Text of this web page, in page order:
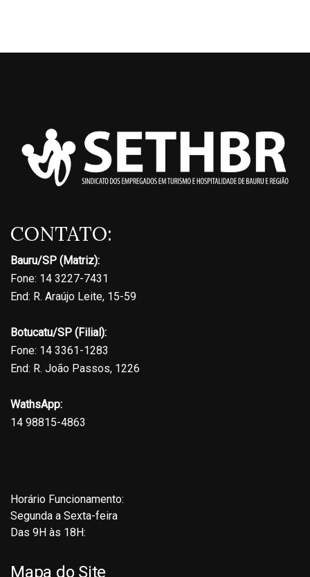
CONTATO:
Bauru/SP (Matriz):
Fone: 14 3227-7431
End: R. Araújo Leite, 15-59
Botucatu/SP (Filial):
Fone: 14 3361-1283
End: R. João Passos, 1226
WathsApp:
14 98815-4863
Horário Funcionamento:
Segunda a Sexta-feira
Das 9H às 18H:
Mapa do Site